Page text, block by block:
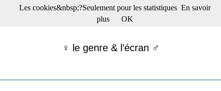
☰ Menu
Films récents♀ le genre & l’écran ♂
Les cookies&nbsp;?Seulement pour les statistiques En savoir
plus
OK